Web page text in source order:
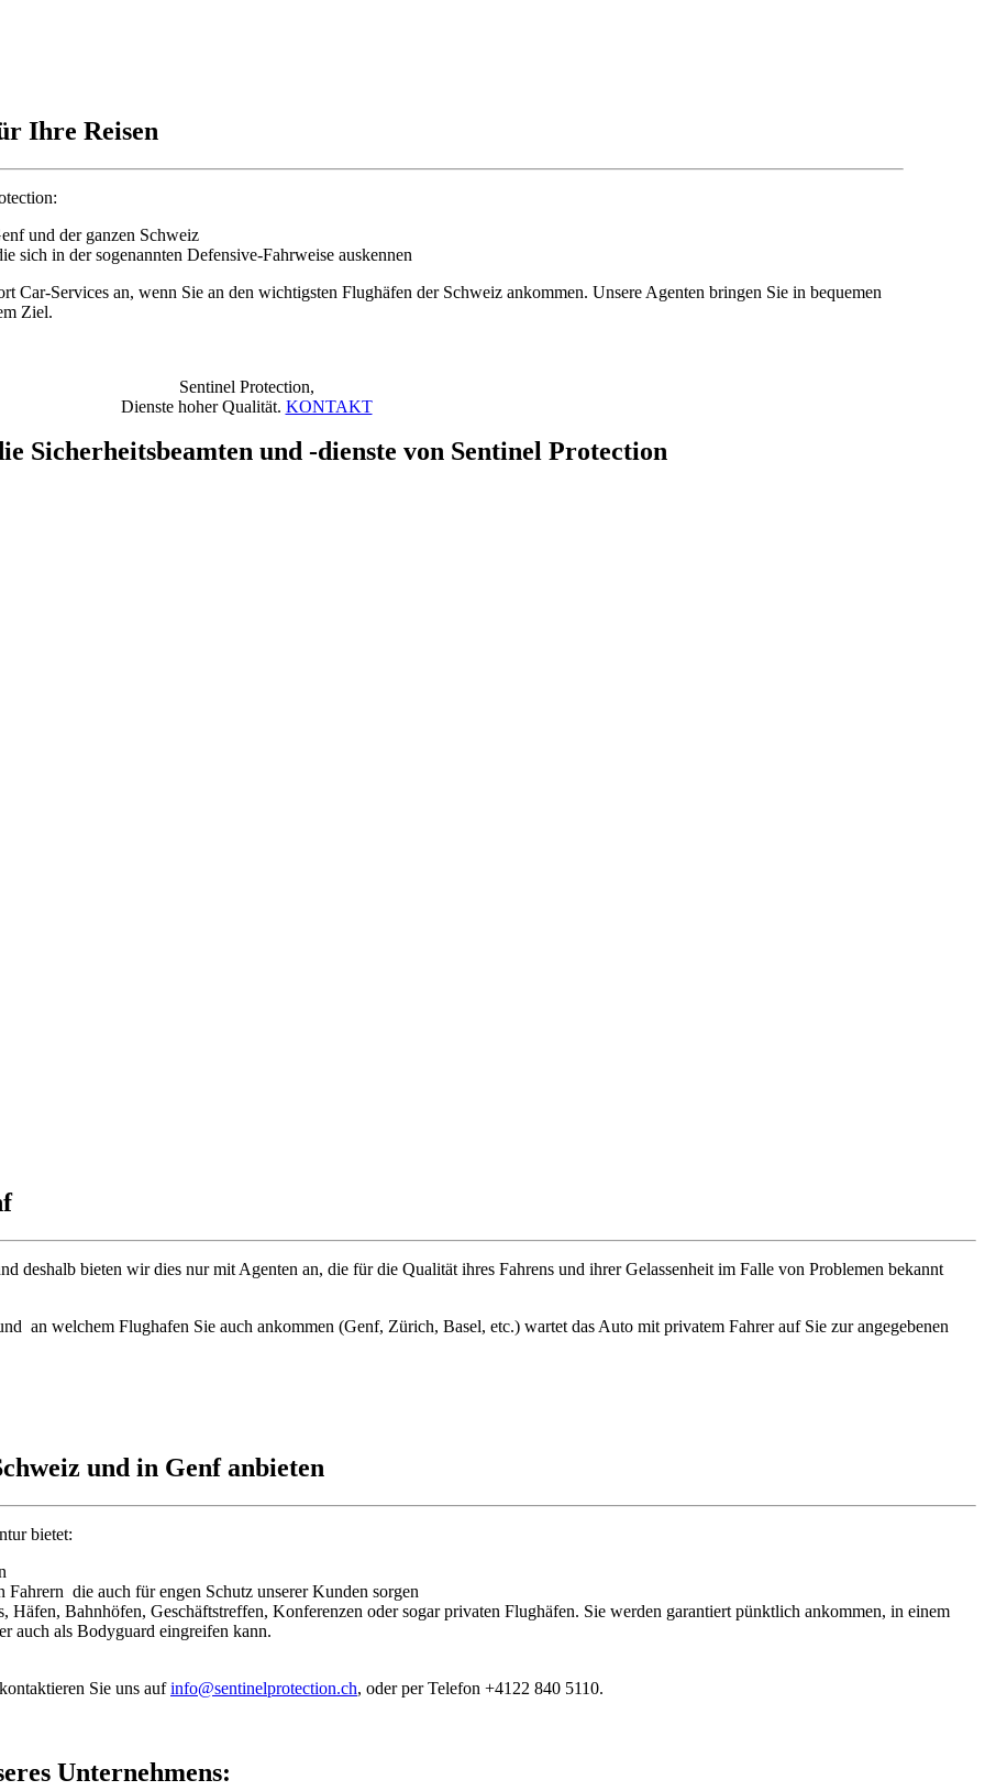
Ihre Reisen
und der ganzen Schweiz
sich in der sogenannten Defensive-Fahrweise auskennen
Car-Services an, wenn Sie an den wichtigsten Flughäfen der Schweiz ankommen. Unsere Agenten bringen Sie in bequemen
Ziel.
Sentinel Protection,
Dienste hoher Qualität. KONTAKT
Sicherheitsbeamten und -dienste von Sentinel Protection
deshalb bieten wir dies nur mit Agenten an, die für die Qualität ihres Fahrens und ihrer Gelassenheit im Falle von Problemen bekannt
an welchem Flughafen Sie auch ankommen (Genf, Zürich, Basel, etc.) wartet das Auto mit privatem Fahrer auf Sie zur angegebenen
und in Genf anbieten
bietet:
die auch für engen Schutz unserer Kunden sorgen
Bahnhöfen, Geschäftstreffen, Konferenzen oder sogar privaten Flughäfen. Sie werden garantiert pünktlich ankommen, in einem
auch als Bodyguard eingreifen kann.
Sie uns aufinfo@sentinelprotection.ch, oder per Telefon +4122 840 5110.
Unternehmens: